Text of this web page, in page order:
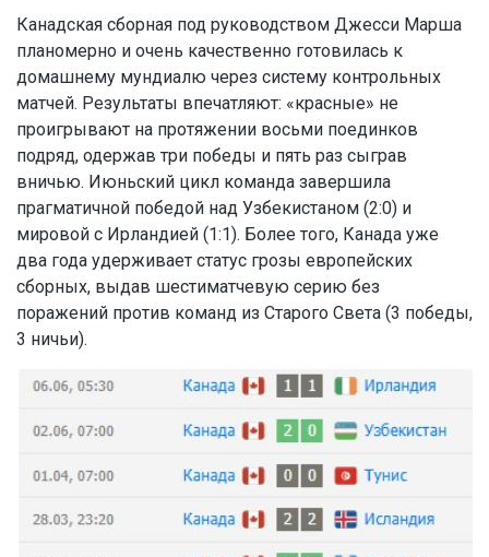
Канадская сборная под руководством Джесси Марша
планомерно и очень качественно готовилась к
домашнему мундиалю через систему контрольных
матчей. Результаты впечатляют: «красные» не
проигрывают на протяжении восьми поединков
подряд, одержав три победы и пять раз сыграв
вничью. Июньский цикл команда завершила
прагматичной победой над Узбекистаном (2:0) и
мировой с Ирландией (1:1). Более того, Канада уже
два года удерживает статус грозы европейских
сборных, выдав шестиматчевую серию без
поражений против команд из Старого Света (3 победы,
3 ничьи).